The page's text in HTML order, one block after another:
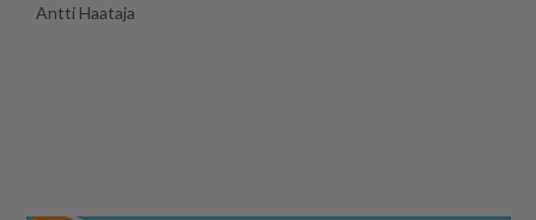
Ant­ti Haa­ta­ja